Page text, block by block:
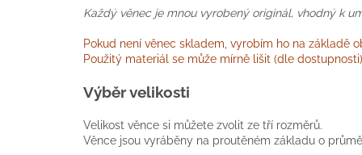
Každý věnec je mnou vyrobený originál, vhodný k
Pokud není věnec skladem, vyrobím ho na základě
Použitý materiál se může mírně lišit (dle
Výběr velikosti
Velikost věnce si můžete zvolit ze tří rozměrů.
Věnce jsou vyráběny na proutěném základu o